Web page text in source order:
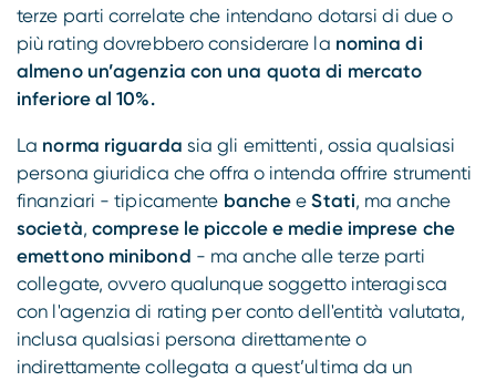
terze parti correlate che intendano dotarsi di due o
più rating dovrebbero considerare la nomina di
almeno un’agenzia con una quota di mercato
inferiore al 10%.
La norma riguarda sia gli emittenti, ossia qualsiasi
persona giuridica che offra o intenda offrire strumenti
finanziari - tipicamente banche eStati, ma anche
società, comprese le piccole e medie imprese che
emettono minibond - ma anche alle terze parti
collegate, ovvero qualunque soggetto interagisca
con l'agenzia di rating per conto dell'entità valutata,
inclusa qualsiasi persona direttamente o
indirettamente collegata a quest’ultima da un